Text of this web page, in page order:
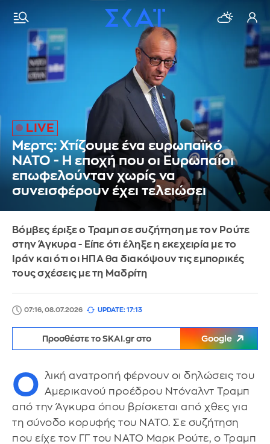
Μερτς: Χτίζουμε ένα ευρωπαϊκό
ΝΑΤΟ - Η εποχή που οι Ευρωπαίοι
επωφελούνταν χωρίς να
συνεισφέρουν έχει τελειώσει
Βόμβες έριξε ο Τραμπ σε συζήτηση με τον Ρούτε
στην Άγκυρα - Είπε ότι έληξε η εκεχειρία με το
Ιράν και ότι οι ΗΠΑ θα διακόψουν τις εμπορικές
τους σχέσεις με τη Μαδρίτη
07:16, 08.07.2026 UPDATE: 17:13
Προσθέστε το SKAI.gr στο Google
Ο
λική ανατροπή φέρνουν οι δηλώσεις του
Αμερικανού προέδρου Ντόναλντ Τραμπ
από την Άγκυρα όπου βρίσκεται από χθες για
τη σύνοδο κορυφής του ΝΑΤΟ. Σε συζήτηση
που είχε τον ΓΓ του ΝΑΤΟ Μαρκ Ρούτε, ο Τραμπ